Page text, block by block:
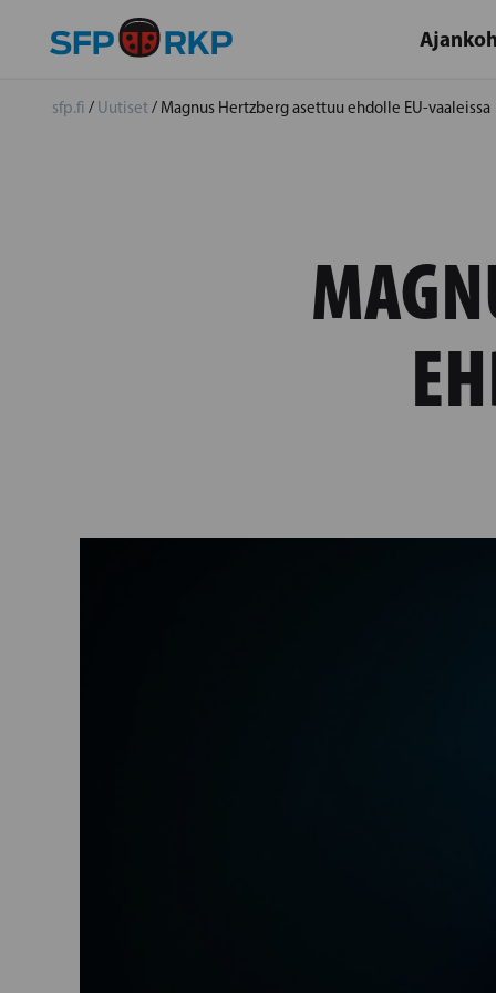
sfp.fi / Uutiset/ Magnus Hertzberg asettuu ehdolle EU-vaaleissa